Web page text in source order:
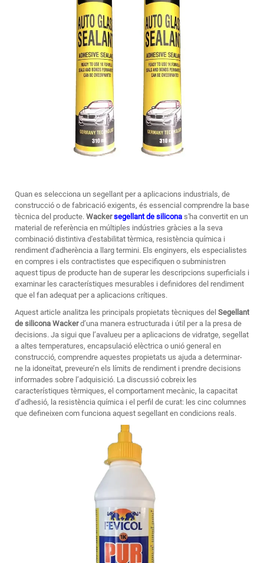
Quan es selecciona un segellant per a aplicacions industrials, de
construcció o de fabricació exigents, és essencial comprendre la base
tècnica del producte. Wackersegellant de silicona s'ha convertit en un
material de referència en múltiples indústries gràcies a la seva
combinació distintiva d'estabilitat tèrmica, resistència química i
rendiment d'adherència a llarg termini. Els enginyers, els especialistes
en compres i els contractistes que especifiquen o subministren
aquest tipus de producte han de superar les descripcions superficials i
examinar les característiques mesurables i definidores del rendiment
que el fan adequat per a aplicacions crítiques.
Aquest article analitza les principals propietats tècniques del Segellant
de silicona Wackerd’una manera estructurada i útil per a la presa de
decisions. Ja sigui que l’avalueu per a aplicacions de vidratge, segellat
a altes temperatures, encapsulació elèctrica o unió general en
construcció, comprendre aquestes propietats us ajuda a determinar-
ne la idoneïtat, preveure’n els límits de rendiment i prendre decisions
informades sobre l’adquisició. La discussió cobreix les
característiques tèrmiques, el comportament mecànic, la capacitat
d’adhesió, la resistència química i el perfil de curat: les cinc columnes
que defineixen com funciona aquest segellant en condicions reals.